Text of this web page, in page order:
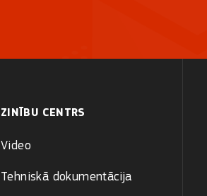
ZINĪBU CENTRS
Video
Tehniskā dokumentācija